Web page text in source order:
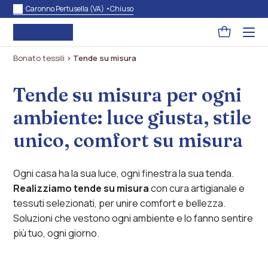
Caronno Pertusella (VA) •Chiuso
Pagina
carrello
+
esc
Bonato tessili > Tende su misura
Tende su misura per ogni
ambiente: luce giusta, stile
unico, comfort su misura
Ogni casa ha la sua luce, ogni finestra la sua tenda.
Realizziamo tende su misuracon cura artigianale e
tessuti selezionati, per unire comfort e bellezza.
Soluzioni che vestono ogni ambiente e lo fanno sentire
più tuo, ogni giorno.